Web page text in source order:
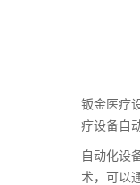
钣金医疗
疗设备自
自动化设
术，可以